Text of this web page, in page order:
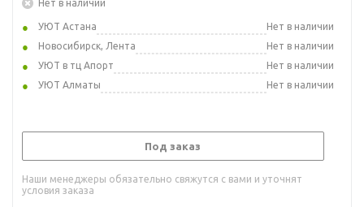
Нет в наличии
УЮТ Астана
Нет в наличии
Новосибирск, Лента
Нет в наличии
УЮТ в тц Апорт
Нет в наличии
УЮТ Алматы
Нет в наличии
Под заказ
Наши менеджеры обязательно свяжутся с вами и уточнят
условия заказа